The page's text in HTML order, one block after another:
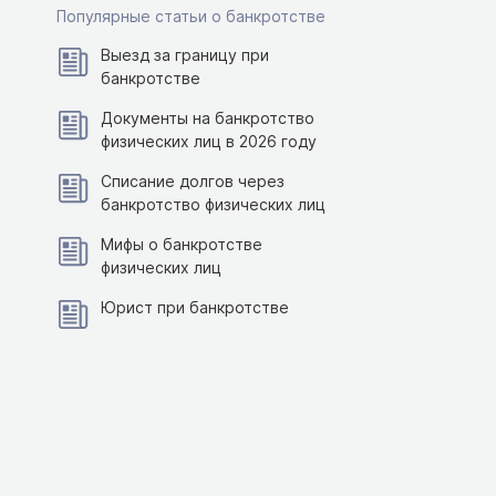
Популярные статьи о банкротстве
Выезд за границу при
банкротстве
Документы на банкротство
физических лиц в 2026 году
Списание долгов через
банкротство физических лиц
Мифы о банкротстве
физических лиц
Юрист при банкротстве